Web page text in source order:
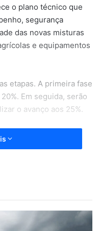
o plano técnico que
segurança
das novas misturas
e equipamentos
etapas. A primeira fase
Em seguida, serão
o avanço aos 25%.
do Governo Federal,
distribuidoras de
iniciativa traga maior
de biocombustíveis
na transição